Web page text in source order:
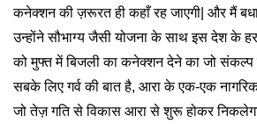
कनेक्शन की ज़रूरत ही कहाँ रह जाएगी| और मैं
उन्होंने सौभाग्य जैसी योजना के साथ इस देश के
को मुफ्त में बिजली का कनेक्शन देने का जो संकल्प
सबके लिए गर्व की बात है, आरा के एक-एक
जो तेज़ गति से विकास आरा से शुरू होकर